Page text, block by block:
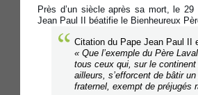
Près d’un siècle après sa mort, le
Jean Paul II béatifie le Bienheureux
Citation du Pape Jean Paul II
« Que l’exemple du Père
tous ceux qui, sur le
ailleurs, s’efforcent de bâtir
fraternel, exempt de préjugés